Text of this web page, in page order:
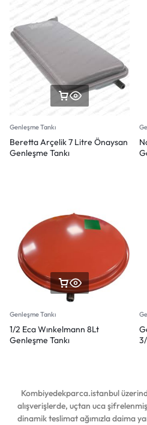
Genleşme Tankı
Beretta Arçelik 7 Litre Önaysan
Genleşme Tankı
Genleşme Tankı
1/2 Eca Wınkelmann 8Lt
Genleşme Tankı
Kombiyedekparca.istanbul
alışverişlerde, uçtan uca
dinamik teslimat ağımızla daima